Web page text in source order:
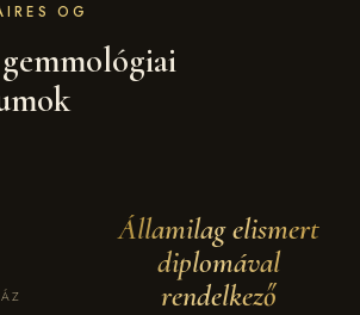
OG
Államilag elismert
diplomával
rendelkező